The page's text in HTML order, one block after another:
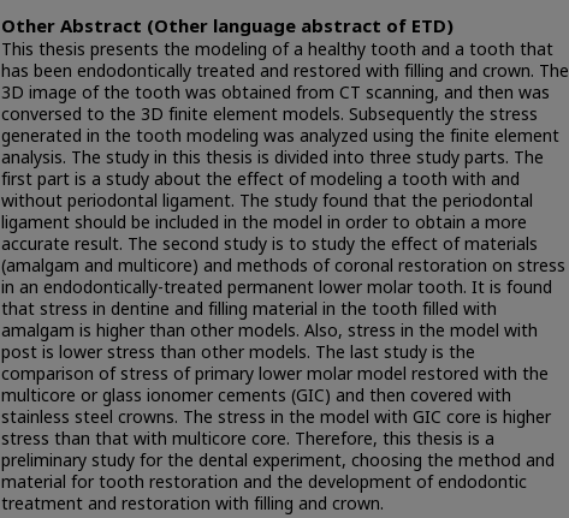
Other Abstract (Other language abstract of ETD)
This thesis presents the modeling of a healthy tooth and a tooth that
has been endodontically treated and restored with filling and crown. The
3D image of the tooth was obtained from CT scanning, and then was
conversed to the 3D finite element models. Subsequently the stress
generated in the tooth modeling was analyzed using the finite element
analysis. The study in this thesis is divided into three study parts. The
first part is a study about the effect of modeling a tooth with and
without periodontal ligament. The study found that the periodontal
ligament should be included in the model in order to obtain a more
accurate result. The second study is to study the effect of materials
(amalgam and multicore) and methods of coronal restoration on stress
in an endodontically-treated permanent lower molar tooth. It is found
that stress in dentine and filling material in the tooth filled with
amalgam is higher than other models. Also, stress in the model with
post is lower stress than other models. The last study is the
comparison of stress of primary lower molar model restored with the
multicore or glass ionomer cements (GIC) and then covered with
stainless steel crowns. The stress in the model with GIC core is higher
stress than that with multicore core. Therefore, this thesis is a
preliminary study for the dental experiment, choosing the method and
material for tooth restoration and the development of endodontic
treatment and restoration with filling and crown.